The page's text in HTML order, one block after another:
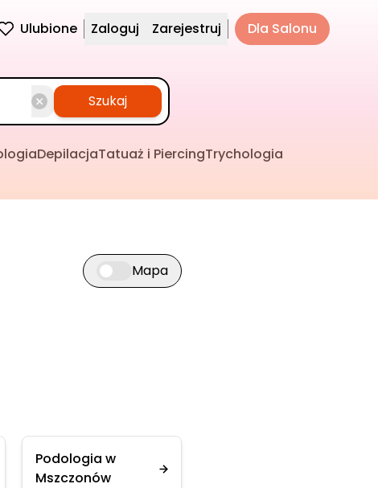
Ulubione Zaloguj Zarejestruj Dla Salonu
Szukaj
DepilacjaTatuaż i PiercingTrychologia
Przełącz widok mapy
Mapa
Podologia w
Mszczonów